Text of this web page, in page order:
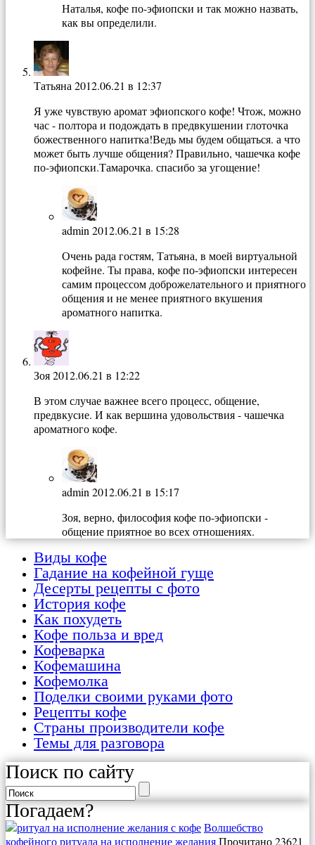
Наталья, кофе по-эфиопски и так можно назвать,
как вы определили.
Татьяна2012.06.21 в 12:37
Я уже чувствую аромат эфиопского кофе! Чтож, можно
час - полтора и подождать в предвкушении глоточка
божественного напитка!Ведь мы будем общаться. а что
может быть лучше общения? Правильно, чашечка кофе
по-эфиопски.Тамарочка. спасибо за угощение!
admin2012.06.21 в 15:28
Очень рада гостям, Татьяна, в моей виртуальной
кофейне. Ты права, кофе по-эфиопски интересен
самим процессом доброжелательного и приятного
общения и не менее приятного вкушения
ароматного напитка.
Зоя2012.06.21 в 12:22
В этом случае важнее всего процесс, общение,
предвкусие. И как вершина удовольствия - чашечка
ароматного кофе.
admin2012.06.21 в 15:17
Зоя, верно, философия кофе по-эфиопски -
общение приятное во всех отношениях.
Виды кофе
Гадание на кофейной гуще
Десерты рецепты с фото
История кофе
Как похудеть
Кофе польза и вред
Кофеварка
Кофемашина
Кофемолка
Поделки своими руками фото
Рецепты кофе
Страны производители кофе
Темы для разговора
Поиск по сайту
Погадаем?
Волшебство
кофейного ритуала на исполнение желанияПрочитано 23621